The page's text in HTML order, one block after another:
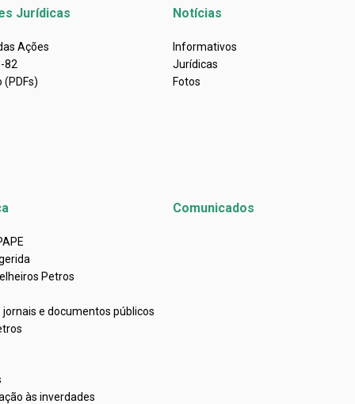
Jurídicas
Ações
82
(PDFs)
Notícias
Informativos
Jurídicas
Fotos
Petros
e documentos públicos
às inverdades
Comunicados